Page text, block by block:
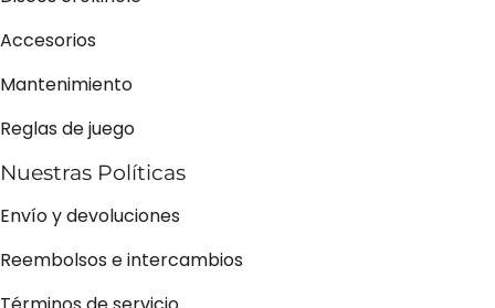
Accesorios
Mantenimiento
Reglas de juego
Nuestras Políticas
Envío y devoluciones
Reembolsos e intercambios